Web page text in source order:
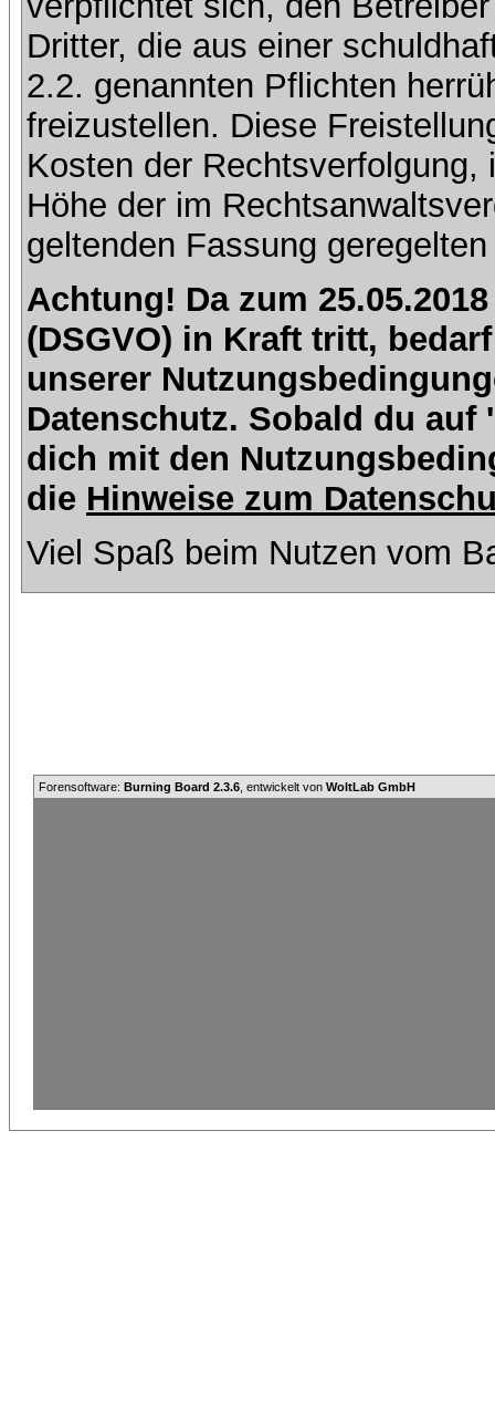
Dritter, die aus einer
2.2. genannten Pflichten
freizustellen. Diese
Kosten der
Höhe der im
geltenden Fassung
Achtung! Da zum
(DSGVO) in Kraft tritt,
unserer
Datenschutz. Sobald du
dich mit den
die Hinweise zum
Viel Spaß beim Nutzen vom
Forensoftware: Burning Board 2.3.6 , entwickelt von WoltLab GmbH